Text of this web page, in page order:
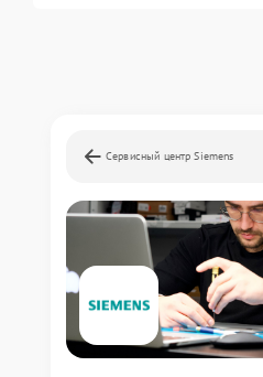
Сервисный центр Siemens